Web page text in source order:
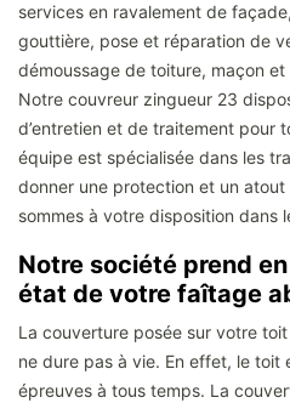
services en ravalement de
gouttière, pose et réparation de
démoussage de toiture, maçon
Notre couvreur zingueur 23
d’entretien et de traitement pour
équipe est spécialisée dans les
donner une protection et un
sommes à votre disposition dans
Notre société prend
état de votre faîtage
La couverture posée sur votre
ne dure pas à vie. En effet, le toit
épreuves à tous temps. La